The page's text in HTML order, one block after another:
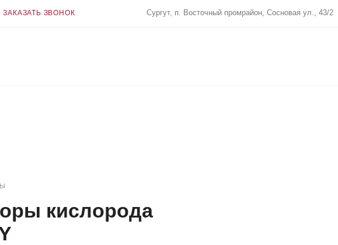
ЗАКАЗАТЬ ЗВОНОК Сургут, п. Восточный промрайон, Сосновая ул., 43/2
кислорода